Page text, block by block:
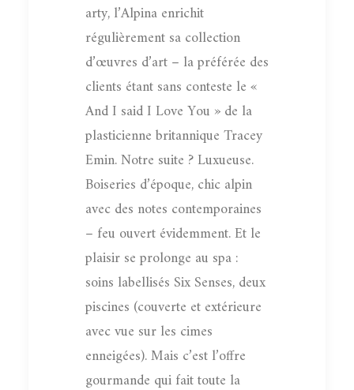
arty, l’Alpina enrichit
régulièrement sa collection
d’œuvres d’art – la préférée des
clients étant sans conteste le «
And I said I Love You » de la
plasticienne britannique Tracey
Emin. Notre suite ? Luxueuse.
Boiseries d’époque, chic alpin
avec des notes contemporaines
– feu ouvert évidemment. Et le
plaisir se prolonge au spa :
soins labellisés Six Senses, deux
piscines (couverte et extérieure
avec vue sur les cimes
enneigées). Mais c’est l’offre
gourmande qui fait toute la